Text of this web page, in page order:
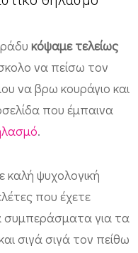
κόψαμε τελείως
να πείσω τον
να βρω κουράγιο και
που έμπαινα
.
ψυχολογική
που έχετε
συμπεράσματα για τα
σιγά σιγά τον πείθω